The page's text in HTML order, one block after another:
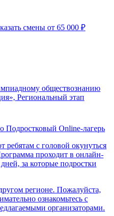
смены от 65 000 ₽
обществознанию
Региональный этап
Подростковый Online-лагерь
ребятам с головой окунуться
проходит в онлайн-
за которые подростки
регионе. Пожалуйста,
ознакомьтесь с
организаторами.